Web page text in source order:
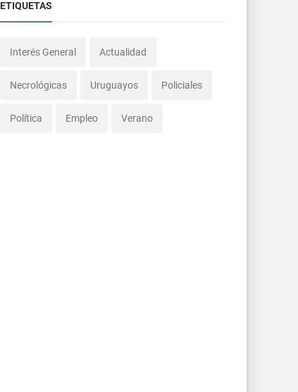
ETIQUETAS
Interés General Actualidad
Necrológicas Uruguayos Policiales
Política Empleo Verano